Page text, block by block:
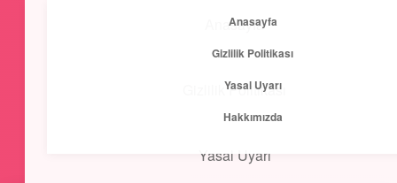
Anasayfa
Gizlilik Politikası
Yasal Uyarı
Kısa ve Öz
Anasayfa
Gizlilik Politikası
Yasal Uyarı
Hakkımızda